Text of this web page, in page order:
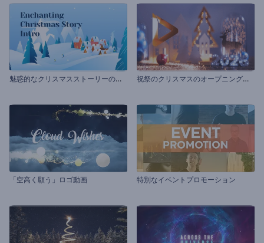
魅
惑的なクリスマスストーリーのープニング動画 祝
祭のクリスマスのオープニング動画
「空高く願う」ロゴ動画 特別なイベントプロモーション